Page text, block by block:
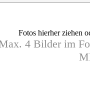
Fotos hierher ziehen
4 Bilder im